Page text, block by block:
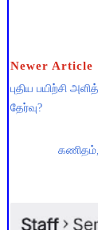
Newer Article
புதிய பயிற்சி
தேர்வு?
கணிதம்,